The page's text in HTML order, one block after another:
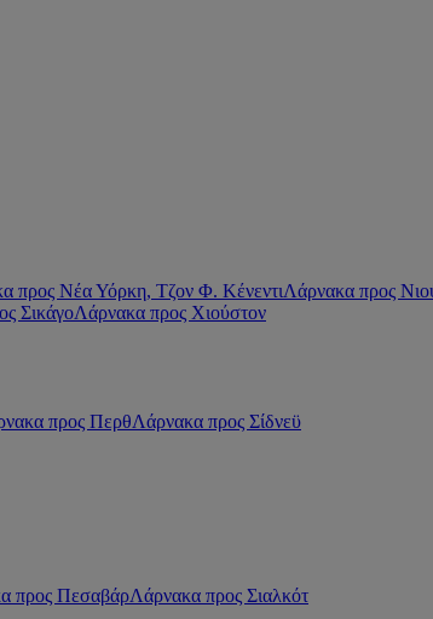
προς Νέα Υόρκη, Τζον Φ. ΚένεντιΛάρνακα προς
ΣικάγοΛάρνακα προς Χιούστον
προς ΠερθΛάρνακα προς Σίδνεϋ
προς ΠεσαβάρΛάρνακα προς Σιαλκότ